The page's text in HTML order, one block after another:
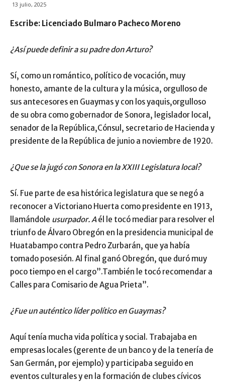
13 julio, 2025
Escribe: Licenciado Bulmaro Pacheco Moreno
¿Así puede definir a su padre don Arturo?
Sí, como un romántico, político de vocación, muy
honesto, amante de la cultura y la música, orgulloso de
sus antecesores en Guaymas y con los yaquis,orgulloso
de su obra como gobernador de Sonora, legislador local,
senador de la República,Cónsul, secretario de Hacienda y
presidente de la República de junio a noviembre de 1920.
¿Que se la jugó con Sonora en la XXIII Legislatura local?
Sí. Fue parte de esa histórica legislatura que se negó a
reconocer a Victoriano Huerta como presidente en 1913,
llamándole usurpador. Aél le tocó mediar para resolver el
triunfo de Álvaro Obregón en la presidencia municipal de
Huatabampo contra Pedro Zurbarán, que ya había
tomado posesión. Al final ganó Obregón, que duró muy
poco tiempo en el cargo”.También le tocó recomendar a
Calles para Comisario de Agua Prieta”.
¿Fue un auténtico líder político en Guaymas?
Aquí tenía mucha vida política y social. Trabajaba en
empresas locales (gerente de un banco y de la tenería de
San Germán, por ejemplo) y participaba seguido en
eventos culturales y en la formación de clubes cívicos